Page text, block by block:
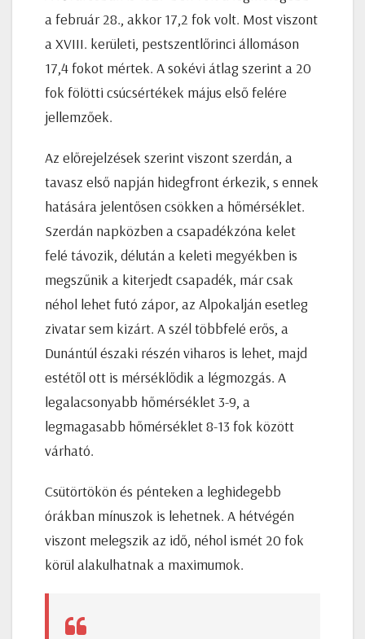
a február 28., akkor 17,2 fok volt. Most viszont
a XVIII. kerületi, pestszentlőrinci állomáson
17,4 fokot mértek. A sokévi átlag szerint a 20
fok fölötti csúcsértékek május első felére
jellemzőek.
Az előrejelzések szerint viszont szerdán, a
tavasz első napján hidegfront érkezik, s ennek
hatására jelentősen csökken a hőmérséklet.
Szerdán napközben a csapadékzóna kelet
felé távozik, délután a keleti megyékben is
megszűnik a kiterjedt csapadék, már csak
néhol lehet futó zápor, az Alpokalján esetleg
zivatar sem kizárt. A szél többfelé erős, a
Dunántúl északi részén viharos is lehet, majd
estétől ott is mérséklődik a légmozgás. A
legalacsonyabb hőmérséklet 3-9, a
legmagasabb hőmérséklet 8-13 fok között
várható.
Csütörtökön és pénteken a leghidegebb
órákban mínuszok is lehetnek. A hétvégén
viszont melegszik az idő, néhol ismét 20 fok
körül alakulhatnak a maximumok.